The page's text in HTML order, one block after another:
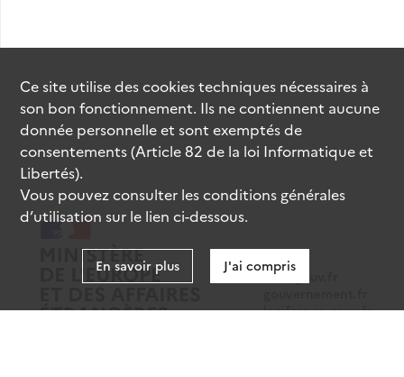
data.gouv.fr
legifrance.gouv.fr
Ce site utilise descookiestechniques nécessaires à
son bon fonctionnement. Ils ne contiennent aucune
donnée personnelle et sont exemptés de
consentements (Article 82 de la loi Informatique et
Libertés).
Vous pouvez consulter les conditions générales
d’utilisation sur le lien ci-dessous.
En savoir plus J'ai compris